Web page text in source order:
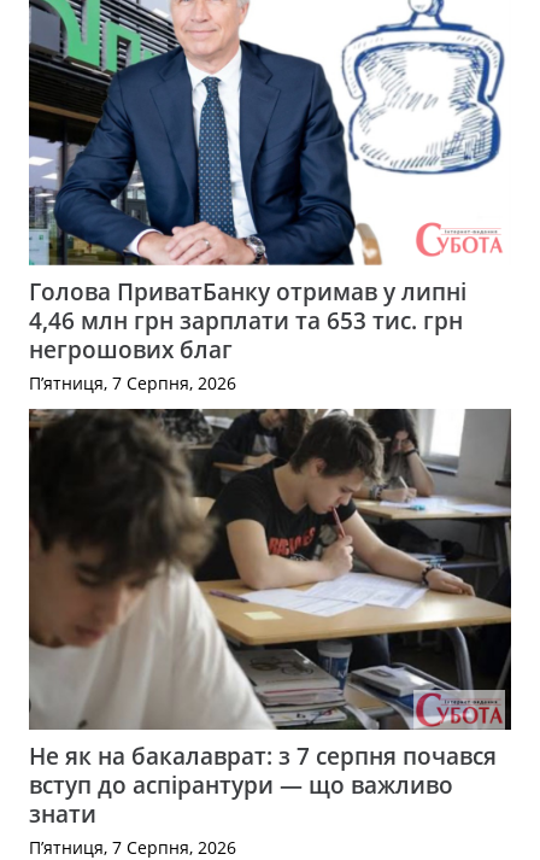
Голова ПриватБанку отримав у липні
4,46 млн грн зарплати та 653 тис. грн
негрошових благ
П’ятниця, 7 Серпня, 2026
Не як на бакалаврат: з 7 серпня почався
вступ до аспірантури — що важливо
знати
П’ятниця, 7 Серпня, 2026